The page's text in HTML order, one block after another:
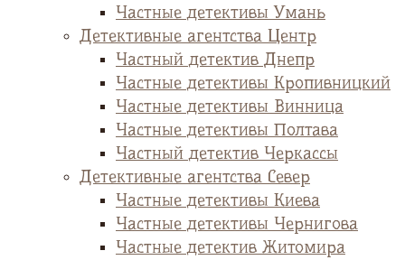
Частные детективы Умань
Детективные агентства Центр
Частный детектив Днепр
Частные детективы Кропивницкий
Частные детективы Винница
Частные детективы Полтава
Частный детектив Черкассы
Детективные агентства Север
Частные детективы Киева
Частные детективы Чернигова
Частные детектив Житомира